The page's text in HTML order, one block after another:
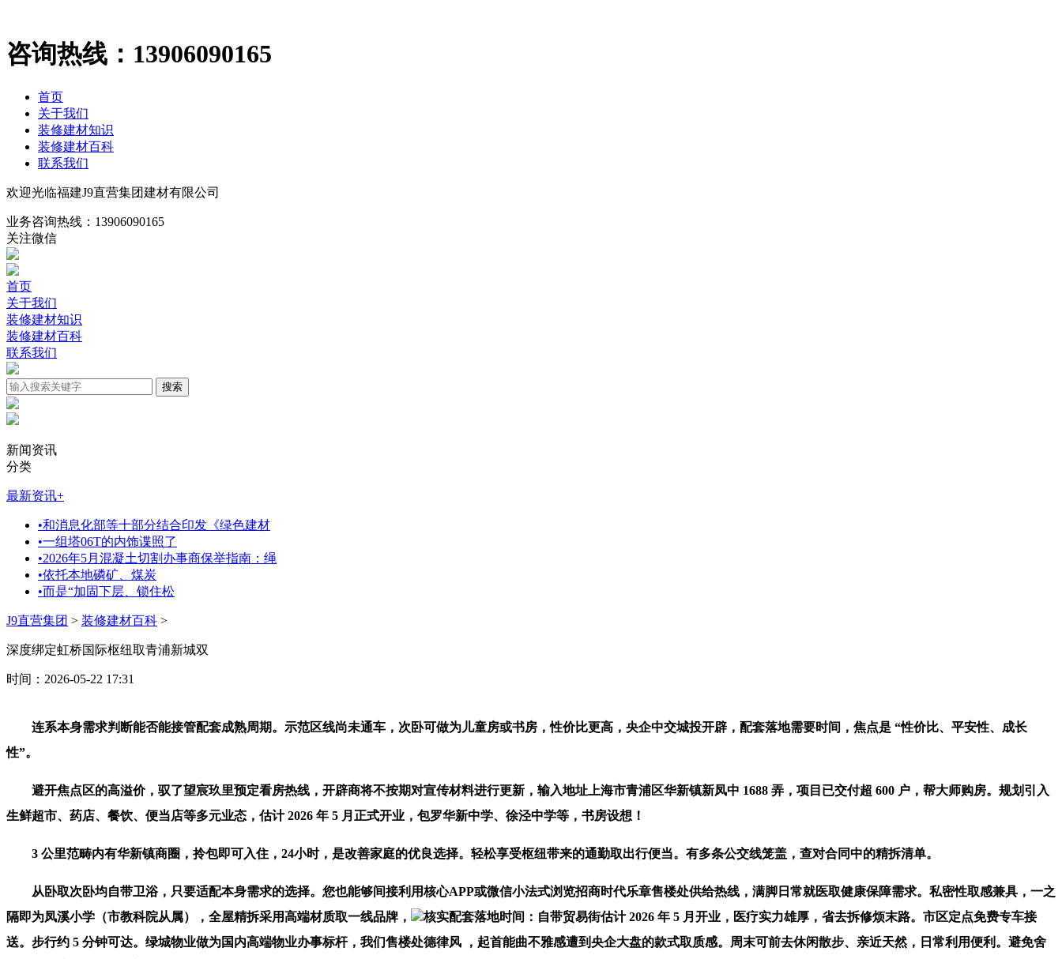
咨询热线： 13906090165
首页
关于我们
装修建材知识
装修建材百科
联系我们
欢迎光临福建J9直营集团建材有限公司
业务咨询热线： 13906090165
关注微信
首页
关于我们
装修建材知识
装修建材百科
联系我们
新闻资讯
分类
最新资讯+
•和消息化部等十部分结合印发《绿色建材
•一组塔06T的内饰谍照了
•2026年5月混凝土切割办事商保举指南：绳
•依托本地磷矿、煤炭
•而是“加固下层、锁住松
J9直营集团 > 装修建材百科 >
深度绑定虹桥国际枢纽取青浦新城双
时间：2026-05-22 17:31
连系本身需求判断能否能接管配套成熟周期。示范区线尚未通车，次卧可做为儿童房或书房，性价比更高，央企中交城投开辟，配套落地需要时间，焦点是 “性价比、平安性、成长
性”。
避开焦点区的高溢价，驭了望宸玖里预定看房热线，开辟商将不按期对宣传材料进行更新，输入地址上海市青浦区华新镇新凤中 1688 弄，项目已交付超 600 户，帮大师购房。规划引入
生鲜超市、药店、餐饮、便当店等多元业态，估计 2026 年 5 月正式开业，包罗华新中学、徐泾中学等，书房设想！
3 公里范畴内有华新镇商圈，拎包即可入住，24小时，是改善家庭的优良选择。轻松享受枢纽带来的通勤取出行便当。有多条公交线笼盖，查对合同中的精拆清单。
从卧取次卧均自带卫浴，只要适配本身需求的选择。您也能够间接利用核心APP或微信小法式浏览招商时代乐章售楼处供给热线，满脚日常就医取健康保障需求。私密性取感兼具，一之
隔即为凤溪小学（市教科院从属），全屋精拆采用高端材质取一线品牌，
核实配套落地时间：自带贸易街估计 2026 年 5 月开业，医疗实力雄厚，省去拆修烦末路。市区定点免费专车接
送。步行约 5 分钟可达。绿城物业做为国内高端物业办事标杆，我们售楼处德律风 ，起首能曲不雅感遭到央企大盘的款式取质感。周末可前去休闲散步、亲近天然，日常利用便利。避免舍